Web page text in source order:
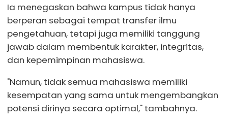
Ia menegaskan bahwa kampus tidak hanya
berperan sebagai tempat transfer ilmu
pengetahuan, tetapi juga memiliki tanggung
jawab dalam membentuk karakter, integritas,
dan kepemimpinan mahasiswa.
"Namun, tidak semua mahasiswa memiliki
kesempatan yang sama untuk mengembangkan
potensi dirinya secara optimal," tambahnya.